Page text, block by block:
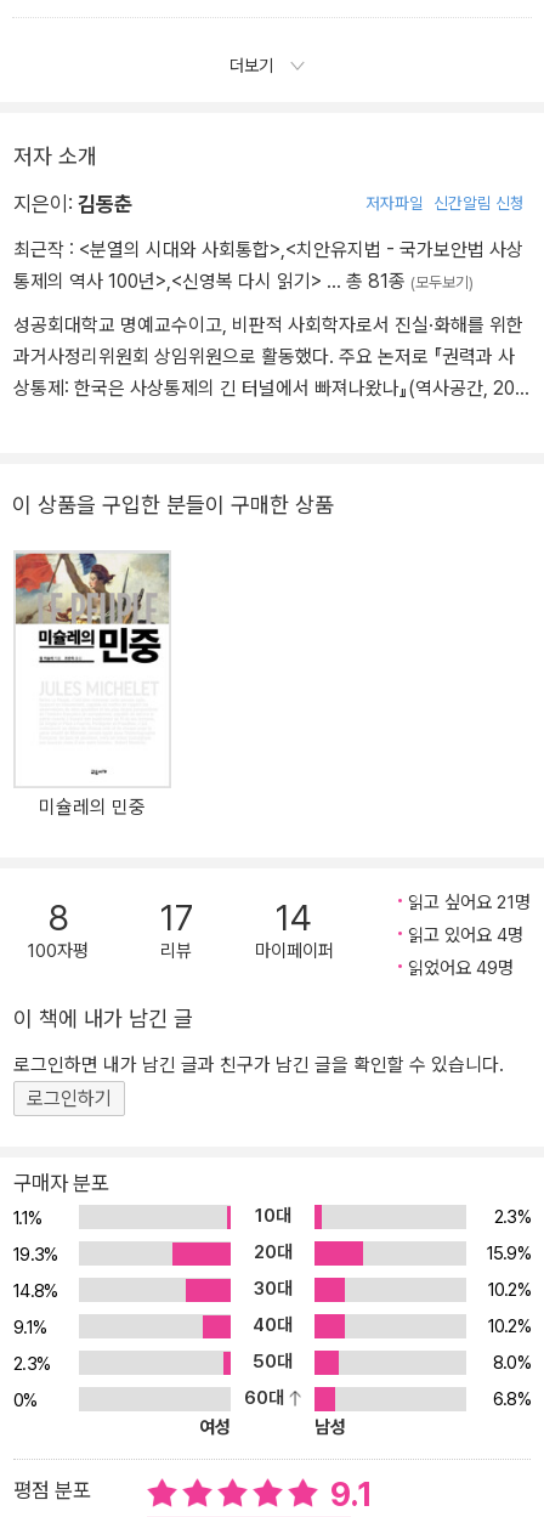
국가, 즉 군대가 움직이자 그 이전의 ‘다른 국가‘에 충성을 바친 적이
더보기
저자 소개
지은이: 김동춘 저자파일 신간알림 신청
최근작 : <분열의 시대와 사회통합>,<치안유지법 - 국가보안법 사상
통제의 역사 100년>,<신영복 다시 읽기> … 총 81종 (모두보기)
성공회대학교 명예교수이고, 비판적 사회학자로서 진실·화해를 위한
과거사정리위원회 상임위원으로 활동했다. 주요 논저로 『권력과 사
상통제: 한국은 사상통제의 긴 터널에서 빠져나왔나』(역사공간, 202
00) 등이 있다.
이 상품을 구입한 분들이 구매한 상품
미슐레의 민중
8
100자평
17
리뷰
14
마이페이퍼
읽고 싶어요 21명
읽고 있어요 4명
읽었어요 49명
이 책에 내가 남긴 글
로그인하면 내가 남긴 글과 친구가 남긴 글을 확인할 수 있습니다.
로그인하기
구매자 분포
1.1% 10대
2.3%
19.3%
20대
15.9%
14.8%
30대
10.2%
9.1%
40대
10.2%
2.3%
50대
8.0%
0%
60대
6.8%
여성
남성
평점 분포 9.1